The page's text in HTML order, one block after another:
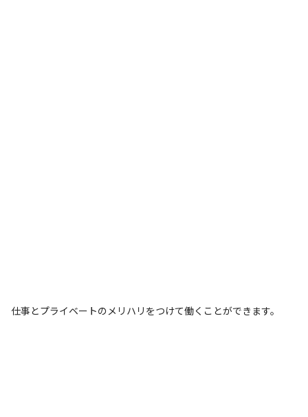
仕事とプライベートのメリハリをつけて働くことができます。